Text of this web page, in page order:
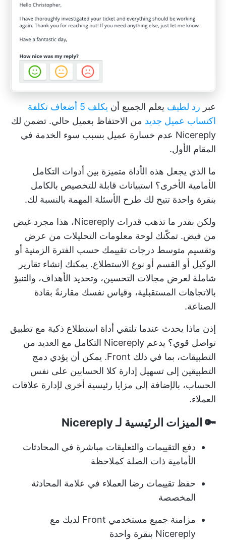
عبر رد لطيف يعلم الجميع أن
يكلف 5 أضعاف تكلفة
اكتساب عميل جديد من الاحتفاظ بعميل حالي. تضمن لك
Nicereply عدم خسارة عميل بسبب سوء الخدمة في
المقام الأول.
ما الذي يجعل هذه الأداة متميزة بين أدوات التكامل
الأمامية الأخرى؟ استبيانات قابلة للتخصيص بالكامل
بنقرة واحدة تتيح لك طرح الأسئلة المهمة بالنسبة لك.
ولكن بقدر ما تذهب قدرات Nicereply، هذا مجرد غيض
من فيض. تمكّنك لوحة معلومات التحليلات من عرض
وتقسيم متوسط درجات تقييمك حسب الفترة الزمنية أو
الوكيل أو القسم أو نوع الاستطلاع. يمكنك إنشاء تقارير
شاملة لعرض مجالات التحسين، وتحديد الأهداف، والتنبؤ
بالاتجاهات المستقبلية، وقياس نفسك مقارنةً بقادة
الصناعة.
إذن ماذا يحدث عندما تلتقي أداة استطلاع ذكية مع تطبيق
تواصل قوي؟ يدعم Nicereply التكامل مع العديد من
التطبيقات، بما في ذلك Front. يمكن أن يؤدي دمج
التطبيقين إلى تسهيل إدارة كلا الحسابين على نفس
الحساب، بالإضافة إلى مزايا رئيسية أخرى لإدارة علاقات
العملاء.
🔑 الميزات الرئيسية لـ Nicereply
دفع التقييمات والتعليقات مباشرة في المحادثات
الأمامية ذات الصلة كملاحظة
حفظ تقييمات رضا العملاء في علامة المحادثة
المخصصة
مزامنة جميع مستخدمي Front لديك مع
Nicereply بنقرة واحدة